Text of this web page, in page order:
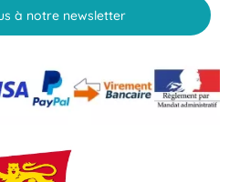
à notre newsletter